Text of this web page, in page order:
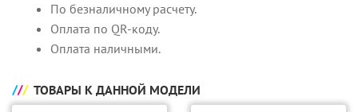
По безналичному расчету.
Оплата по QR-коду.
Оплата наличными.
ТОВАРЫ К ДАННОЙ МОДЕЛИ